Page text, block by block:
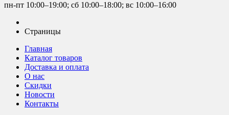
пн-пт 10:00–19:00; сб 10:00–18:00; вс 10:00–16:00
Страницы
Главная
Каталог товаров
Доставка и оплата
О нас
Скидки
Новости
Контакты